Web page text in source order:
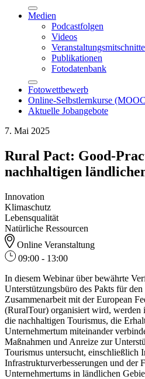
Medien
Podcastfolgen
Videos
Veranstaltungsmitschnitte
Publikationen
Fotodatenbank
Fotowettbewerb
Online-Selbstlernkurse
Aktuelle Jobangebote
7. Mai 2025
Rural Pact: Good-
nachhaltigen
Innovation
Klimaschutz
Lebensqualität
Natürliche Ressourcen
Online Veranstaltung
09:00 - 13:00
In diesem Webinar über bewährte
Unterstützungsbüro des Pakts für
Zusammenarbeit mit der European
(RuralTour) organisiert wird, werden
die nachhaltigen Tourismus, die
Unternehmertum miteinander
Maßnahmen und Anreize zur
Tourismus untersucht, einschließlich
Infrastrukturverbesserungen und der
Unternehmertums in ländlichen